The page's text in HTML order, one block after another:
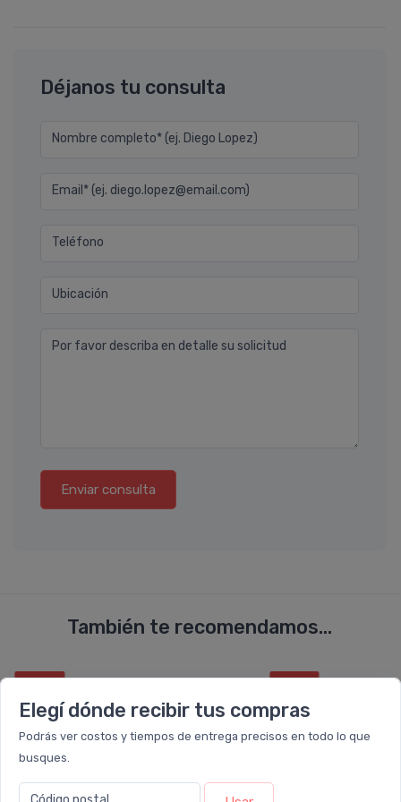
Elegí dónde recibir tus compras
Podrás ver costos y tiempos de entrega precisos en todo lo que
busques.
Déjanos tu consulta
Nombre completo* (ej. Diego Lopez)
Email* (ej. diego.lopez@email.com)
Teléfono
Ubicación
Por favor describa en detalle su solicitud
Enviar consulta
También te recomendamos...
PACK x6